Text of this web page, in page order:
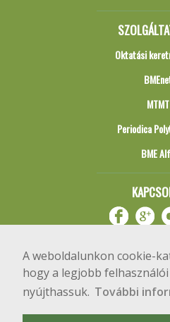
A weboldalunkon cookie-
hogy a legjobb
nyújthassuk. További
Oktatási
MTMT
Periodica
BME